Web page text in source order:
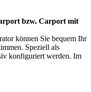
bzw. Carport mit
können Sie bequem Ihr
Speziell als
konfiguriert werden. Im